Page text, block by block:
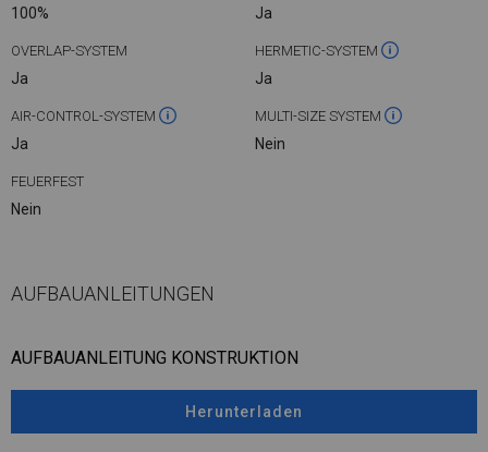
100% Ja
OVERLAP-SYSTEM
Ja
HERMETIC-SYSTEM
Ja
AIR-CONTROL-SYSTEM
Ja
MULTI-SIZE SYSTEM
Nein
FEUERFEST
Nein
AUFBAUANLEITUNGEN
AUFBAUANLEITUNG KONSTRUKTION
Herunterladen